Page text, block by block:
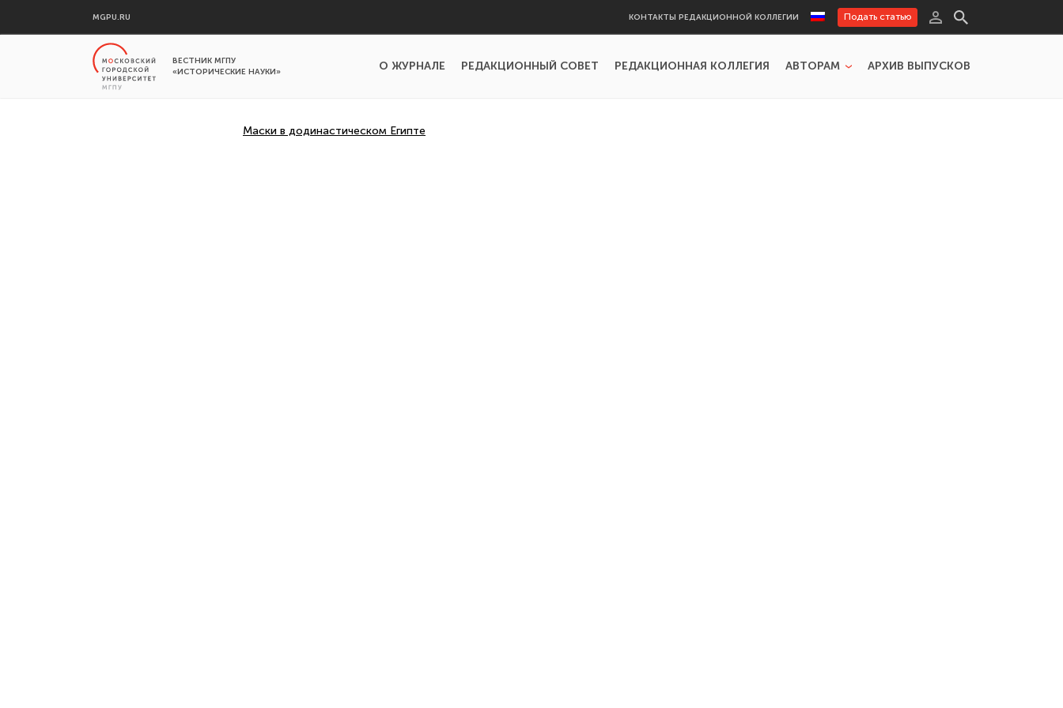
MGPU.RU КОНТАКТЫ РЕДАКЦИОННОЙ КОЛЛЕГИИ Подать статью
ВЕСТНИК МГПУ
«ИСТОРИЧЕСКИЕ НАУКИ»
О ЖУРНАЛЕ РЕДАКЦИОННЫЙ СОВЕТ РЕДАКЦИОННАЯ КОЛЛЕГИЯ АВТОРАМ АРХИВ ВЫПУСКОВ
Маски в додинастическом Египте